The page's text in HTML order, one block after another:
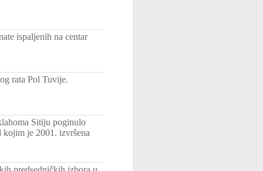
ispaljenih na centar
rata Pol Tuvije.
Sitiju poginulo
je 2001. izvršena